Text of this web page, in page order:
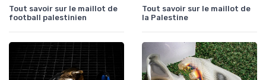
Tout savoir sur le maillot de
football palestinien
Tout savoir sur le maillot de
la Palestine